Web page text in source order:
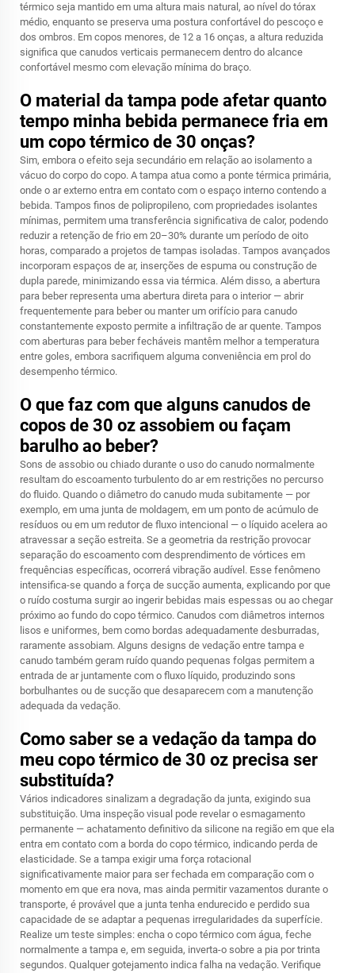
térmico seja mantido em uma altura mais natural, ao nível do tórax
médio, enquanto se preserva uma postura confortável do pescoço e
dos ombros. Em copos menores, de 12 a 16 onças, a altura reduzida
significa que canudos verticais permanecem dentro do alcance
confortável mesmo com elevação mínima do braço.
O material da tampa pode afetar quanto
tempo minha bebida permanece fria em
um copo térmico de 30 onças?
Sim, embora o efeito seja secundário em relação ao isolamento a
vácuo do corpo do copo. A tampa atua como a ponte térmica primária,
onde o ar externo entra em contato com o espaço interno contendo a
bebida. Tampos finos de polipropileno, com propriedades isolantes
mínimas, permitem uma transferência significativa de calor, podendo
reduzir a retenção de frio em 20–30% durante um período de oito
horas, comparado a projetos de tampas isoladas. Tampos avançados
incorporam espaços de ar, inserções de espuma ou construção de
dupla parede, minimizando essa via térmica. Além disso, a abertura
para beber representa uma abertura direta para o interior — abrir
frequentemente para beber ou manter um orifício para canudo
constantemente exposto permite a infiltração de ar quente. Tampos
com aberturas para beber fecháveis mantêm melhor a temperatura
entre goles, embora sacrifiquem alguma conveniência em prol do
desempenho térmico.
O que faz com que alguns canudos de
copos de 30 oz assobiem ou façam
barulho ao beber?
Sons de assobio ou chiado durante o uso do canudo normalmente
resultam do escoamento turbulento do ar em restrições no percurso
do fluido. Quando o diâmetro do canudo muda subitamente — por
exemplo, em uma junta de moldagem, em um ponto de acúmulo de
resíduos ou em um redutor de fluxo intencional — o líquido acelera ao
atravessar a seção estreita. Se a geometria da restrição provocar
separação do escoamento com desprendimento de vórtices em
frequências específicas, ocorrerá vibração audível. Esse fenômeno
intensifica-se quando a força de sucção aumenta, explicando por que
o ruído costuma surgir ao ingerir bebidas mais espessas ou ao chegar
próximo ao fundo do copo térmico. Canudos com diâmetros internos
lisos e uniformes, bem como bordas adequadamente desburradas,
raramente assobiam. Alguns designs de vedação entre tampa e
canudo também geram ruído quando pequenas folgas permitem a
entrada de ar juntamente com o fluxo líquido, produzindo sons
borbulhantes ou de sucção que desaparecem com a manutenção
adequada da vedação.
Como saber se a vedação da tampa do
meu copo térmico de 30 oz precisa ser
substituída?
Vários indicadores sinalizam a degradação da junta, exigindo sua
substituição. Uma inspeção visual pode revelar o esmagamento
permanente — achatamento definitivo da silicone na região em que ela
entra em contato com a borda do copo térmico, indicando perda de
elasticidade. Se a tampa exigir uma força rotacional
significativamente maior para ser fechada em comparação com o
momento em que era nova, mas ainda permitir vazamentos durante o
transporte, é provável que a junta tenha endurecido e perdido sua
capacidade de se adaptar a pequenas irregularidades da superfície.
Realize um teste simples: encha o copo térmico com água, feche
normalmente a tampa e, em seguida, inverta-o sobre a pia por trinta
segundos. Qualquer gotejamento indica falha na vedação. Verifique